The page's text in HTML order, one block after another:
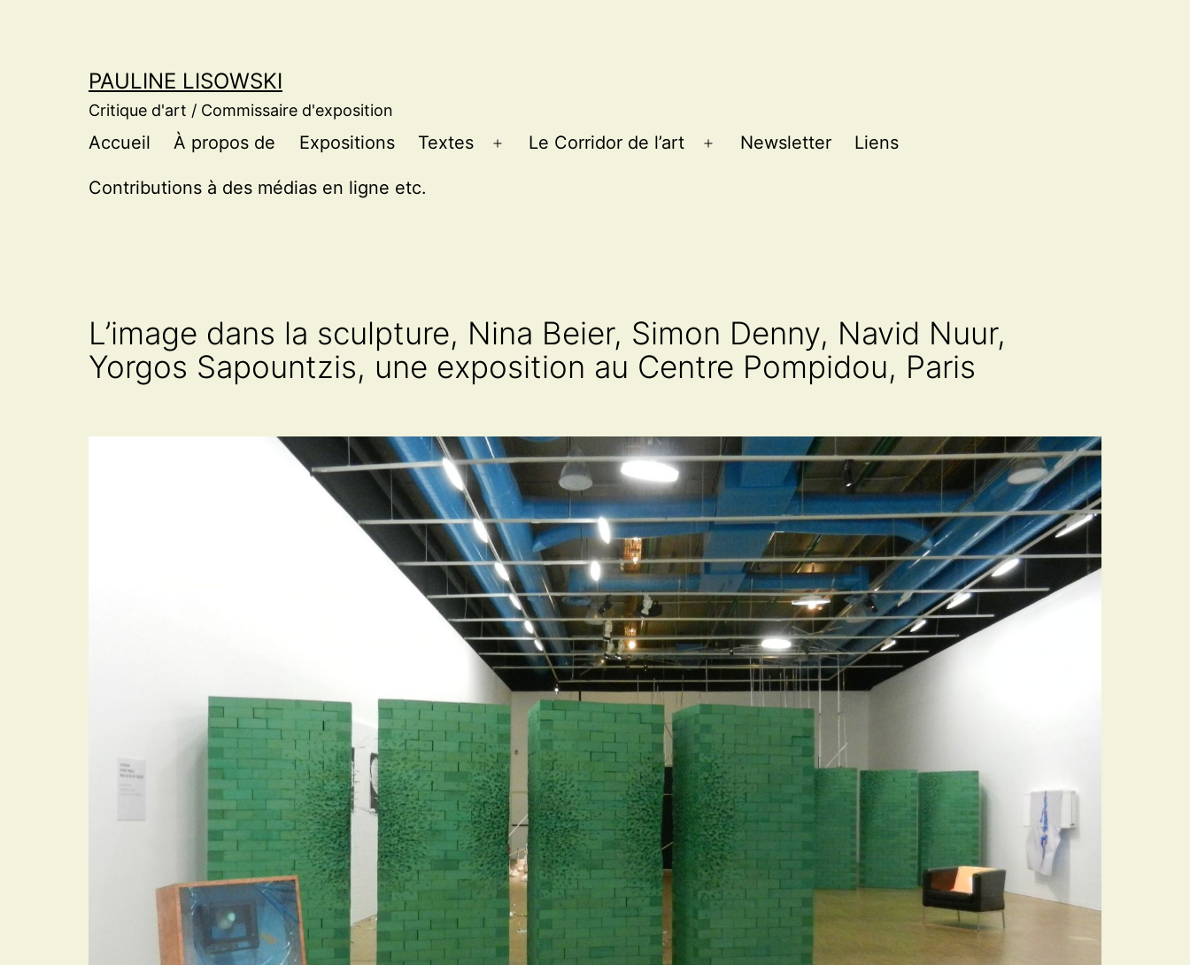
PAULINE LISOWSKI
Critique d'art / Commissaire d'exposition
Accueil À propos de Expositions Textes
Ouvrir
Le Corridor de l’art
Ouvrir
Newsletter Liens
Contributions à des médias en ligne etc.
L’image dans la sculpture, Nina Beier, Simon Denny, Navid Nuur,
Yorgos Sapountzis, une exposition au Centre Pompidou, Paris